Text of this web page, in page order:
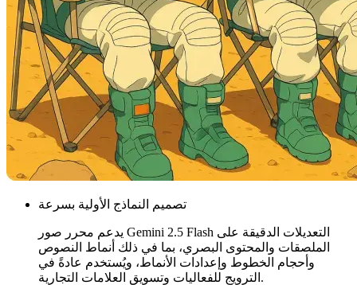
تصميم النماذج الأولية بسرعة
يدعم محرر صور Gemini 2.5 Flash التعديلات الدقيقة على
الملصقات والمحتوى البصري، بما في ذلك أنماط النصوص
وأحجام الخطوط وإعدادات الأنماط، ويُستخدم عادةً في
الترويج للفعاليات وتسويق العلامات التجارية.